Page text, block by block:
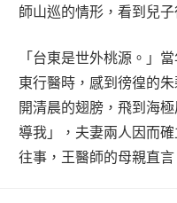
師山巡的情形，看到兒
「台東是世外桃源。」
東行醫時，感到徬徨的
開清晨的翅膀，飛到海
導我」，夫妻兩人因而
往事，王醫師的母親直言